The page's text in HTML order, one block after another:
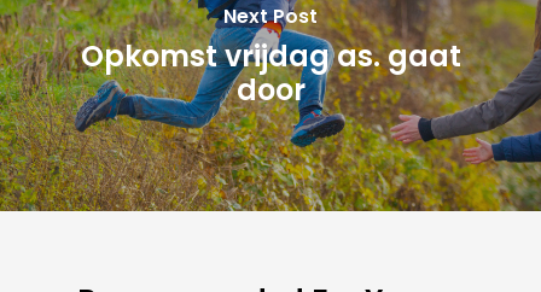
Next Post
Opkomst vrijdag as. gaat
door